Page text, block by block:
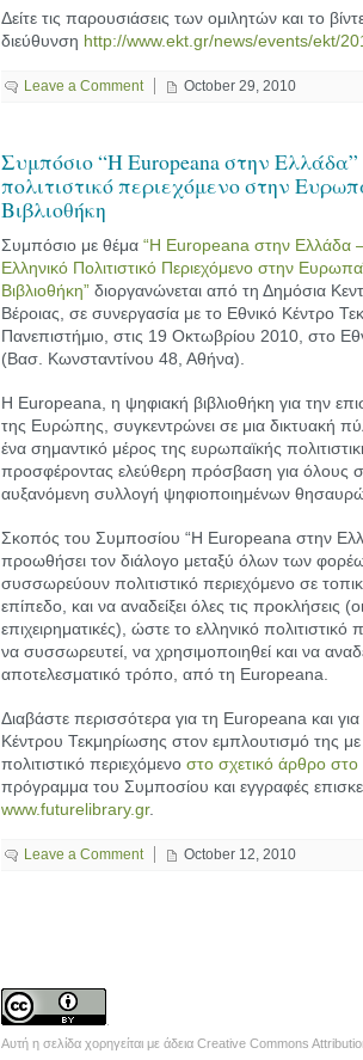
Δείτε τις παρουσιάσεις των ομιλητών και το
διεύθυνση http://www.ekt.gr/news/events/ekt/
Leave a Comment October 29, 2010
Συμπόσιο “Η Εuropeana στην Ελλάδα”
πολιτιστικό περιεχόμενο στην
Βιβλιοθήκη
Συμπόσιο με θέμα “Η Europeana στην Ελλάδα
Ελληνικό Πολιτιστικό Περιεχόμενο στην
Βιβλιοθήκη” διοργανώνεται από τη Δημόσια
Βέροιας, σε συνεργασία με το Εθνικό Κέντρο
Πανεπιστήμιο, στις 19 Οκτωβρίου 2010, στο
(Βασ. Κωνσταντίνου 48, Αθήνα).
Η Europeana, η ψηφιακή βιβλιοθήκη για την
της Ευρώπης, συγκεντρώνει σε μια δικτυακή
ένα σημαντικό μέρος της ευρωπαϊκής
προσφέροντας ελεύθερη πρόσβαση για όλους
αυξανόμενη συλλογή ψηφιοποιημένων
Σκοπός του Συμποσίου “Η Εuropeana στην
προωθήσει τον διάλογο μεταξύ όλων των
συσσωρεύουν πολιτιστικό περιεχόμενο σε
επίπεδο, και να αναδείξει όλες τις προκλήσεις
επιχειρηματικές), ώστε το ελληνικό πολιτιστικό
να συσσωρευτεί, να χρησιμοποιηθεί και να
αποτελεσματικό τρόπο, από τη Europeana.
Διαβάστε περισσότερα για τη Europeana και
Κέντρου Τεκμηρίωσης στον εμπλουτισμό της με
πολιτιστικό περιεχόμενο στο σχετικό άρθρο
πρόγραμμα του Συμποσίου και εγγραφές
www.futurelibrary.gr.
Leave a Comment October 12, 2010
Αυτή η σελίδα χορηγείται με άδεια Creative Commons